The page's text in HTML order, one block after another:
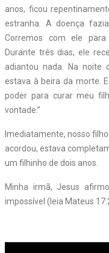
anos, ficou
estranha. A doença
Corremos com ele para
Durante três dias, ele
adiantou nada. Na noite
estava à beira da morte.
poder para curar meu
vontade.”
Imediatamente, nosso
acordou, estava
um filhinho de dois anos.
Minha irmã, Jesus
impossível (leia Mateus